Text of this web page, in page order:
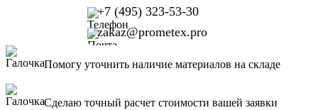
+7 (495) 323-53-30
zakaz@prometex.pro
Помогу уточнить наличие материалов на складе
Сделаю точный расчет стоимости вашей заявки